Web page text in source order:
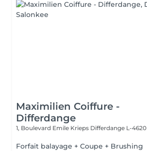
Maximilien Coiffure -
Differdange
1, Boulevard Emile Krieps Differdange L-4620
Forfait balayage + Coupe + Brushing